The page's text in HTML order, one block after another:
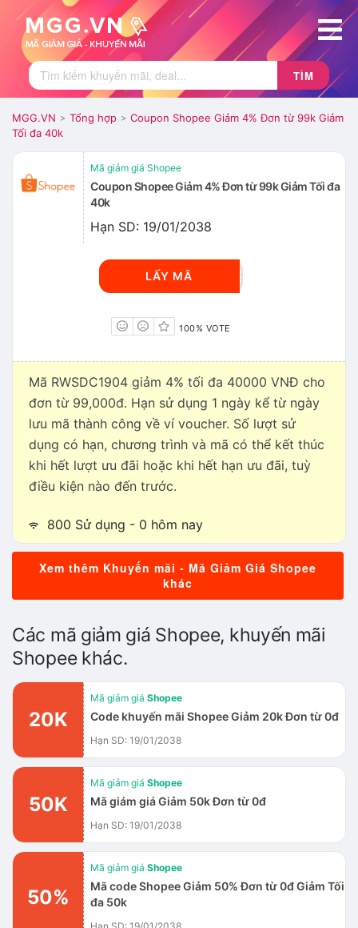
TÌM
MGG.VN > Tổng hợp > Coupon Shopee Giảm 4% Đơn từ 99k Giảm
Tối đa 40k
Mã giảm giá Shopee
Coupon Shopee Giảm 4% Đơn từ 99k Giảm Tối đa
40k
Hạn SD: 19/01/2038
WSDC1904
LẤY MÃ
100% VOTE
Mã RWSDC1904 giảm 4% tối đa 40000 VNĐ cho
đơn từ 99,000đ. Hạn sử dụng 1 ngày kể từ ngày
lưu mã thành công về ví voucher. Số lượt sử
dụng có hạn, chương trình và mã có thể kết thúc
khi hết lượt ưu đãi hoặc khi hết hạn ưu đãi, tuỳ
điều kiện nào đến trước.
800 Sử dụng - 0 hôm nay
Xem thêm Khuyến mãi - Mã Giảm Giá Shopee
khác
Các mã giảm giá Shopee, khuyến mãi
Shopee khác.
20K
Mã giảm giá Shopee
Code khuyến mãi Shopee Giảm 20k Đơn từ 0đ
Hạn SD: 19/01/2038
50K
Mã giảm giá Shopee
Mã giám giá Giảm 50k Đơn từ 0đ
Hạn SD: 19/01/2038
50%
Mã giảm giá Shopee
Mã code Shopee Giảm 50% Đơn từ 0đ Giảm Tối
đa 50k